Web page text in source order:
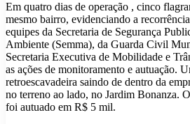
Em quatro dias de operação , cinco
mesmo bairro, evidenciando a
equipes da Secretaria de Segurança
Ambiente (Semma), da Guarda Civil
Secretaria Executiva de Mobilidade e
as ações de monitoramento e autuação.
retroescavadeira saindo de dentro da
no terreno ao lado, no Jardim Bonanza.
foi autuado em R$ 5 mil.